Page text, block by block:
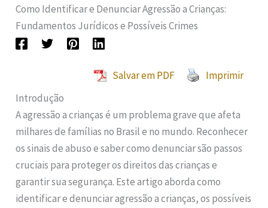
Como Identificar e Denunciar Agressão a Crianças:
Fundamentos Jurídicos e Possíveis Crimes
Salvar em PDF
Imprimir
Introdução
A agressão a crianças é um problema grave que afeta
milhares de famílias no Brasil e no mundo. Reconhecer
os sinais de abuso e saber como denunciar são passos
cruciais para proteger os direitos das crianças e
garantir sua segurança. Este artigo aborda como
identificar e denunciar agressão a crianças, os possíveis